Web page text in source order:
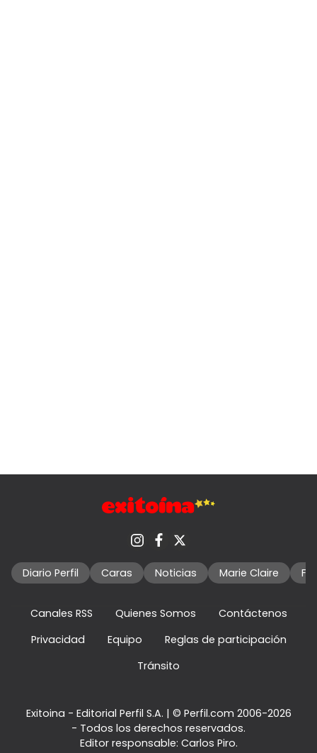
Diario Perfil Caras Noticias Marie Claire
Canales RSS Quienes Somos
Contáctenos
Privacidad
Equipo
Reglas de participación
Tránsito
Exitoina - Editorial Perfil S.A. | © Perfil.com 2006-2026
- Todos los derechos reservados.
Editor responsable: Carlos Piro.